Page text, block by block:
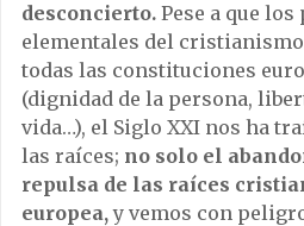
desconcierto. Pese a que
elementales del
todas las constituciones
(dignidad de la persona,
vida…), el Siglo XXI nos ha
las raíces; no solo el
repulsa de las raíces
europea,y vemos con